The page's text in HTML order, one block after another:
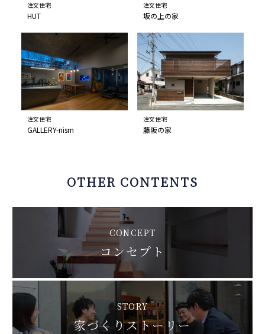
注文住宅
HUT
注文住宅
坂の上の家
注文住宅
GALLERY-nism
注文住宅
藤阪の家
OTHER CONTENTS
CONCEPT
コンセプト
STORY
家づくりストーリー